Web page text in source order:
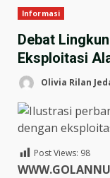
Informasi
Debat
Eksploitasi
Olivia Rilan
Post Views: 98